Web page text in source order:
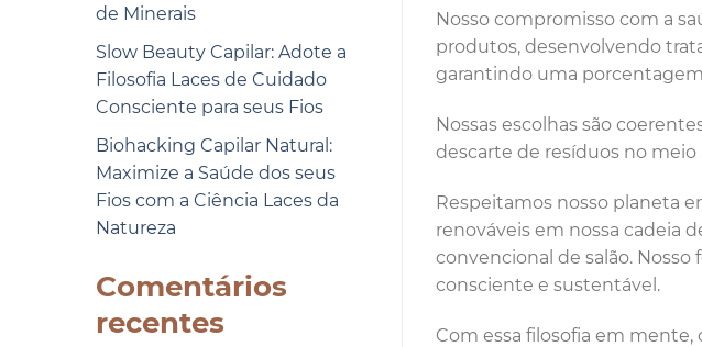
de Minerais
Slow Beauty Capilar: Adote a
Filosofia Laces de Cuidado
Consciente para seus Fios
Biohacking Capilar Natural:
Maximize a Saúde dos seus
Fios com a Ciência Laces da
Natureza
Comentários
recentes
Nosso compromisso com a
produtos, desenvolvendo
garantindo uma
Nossas escolhas são
descarte de resíduos no
Respeitamos nosso planeta
renováveis em nossa cadeia
convencional de salão.
consciente e sustentável.
Com essa filosofia em